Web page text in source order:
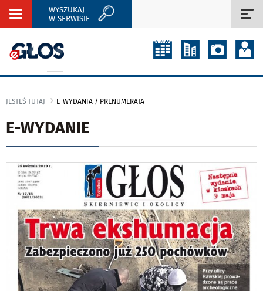
Rozwiń
WYSZUKAJ
W SERWISIE
JESTEŚ TUTAJ E-WYDANIA / PRENUMERATA
E-WYDANIE